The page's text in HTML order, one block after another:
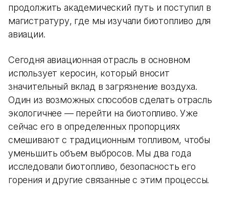
продолжить академический путь и поступил в
магистратуру, где мы изучали биотопливо для
авиации.
Сегодня авиационная отрасль в основном
использует керосин, который вносит
значительный вклад в загрязнение воздуха.
Один из возможных способов сделать отрасль
экологичнее — перейти на биотопливо. Уже
сейчас его в определенных пропорциях
смешивают с традиционным топливом, чтобы
уменьшить объем выбросов. Мы два года
исследовали биотопливо, безопасность его
горения и другие связанные с этим процессы.